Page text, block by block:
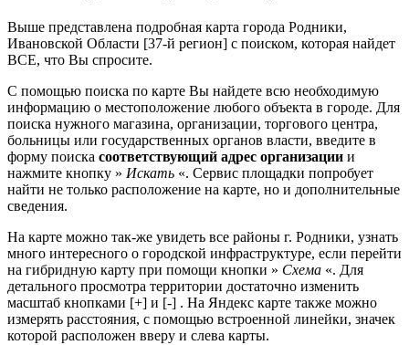
Выше представлена подробная карта города Родники,
Ивановской Области [37-й регион] с поиском, которая найдет
ВСЕ, что Вы спросите.
С помощью поиска по карте Вы найдете всю необходимую
информацию о местоположение любого объекта в городе. Для
поиска нужного магазина, организации, торгового центра,
больницы или государственных органов власти, введите в
форму поиска соответствующий адрес организации и
нажмите кнопку » Искать «. Сервис площадки попробует
найти не только расположение на карте, но и дополнительные
сведения.
На карте можно так-же увидеть все районы г. Родники, узнать
много интересного о городской инфраструктуре, если перейти
на гибридную карту при помощи кнопки » Схема «. Для
детального просмотра территории достаточно изменить
масштаб кнопками [+] и [-] . На Яндекс карте также можно
измерять расстояния, с помощью встроенной линейки, значек
которой расположен вверу и слева карты.